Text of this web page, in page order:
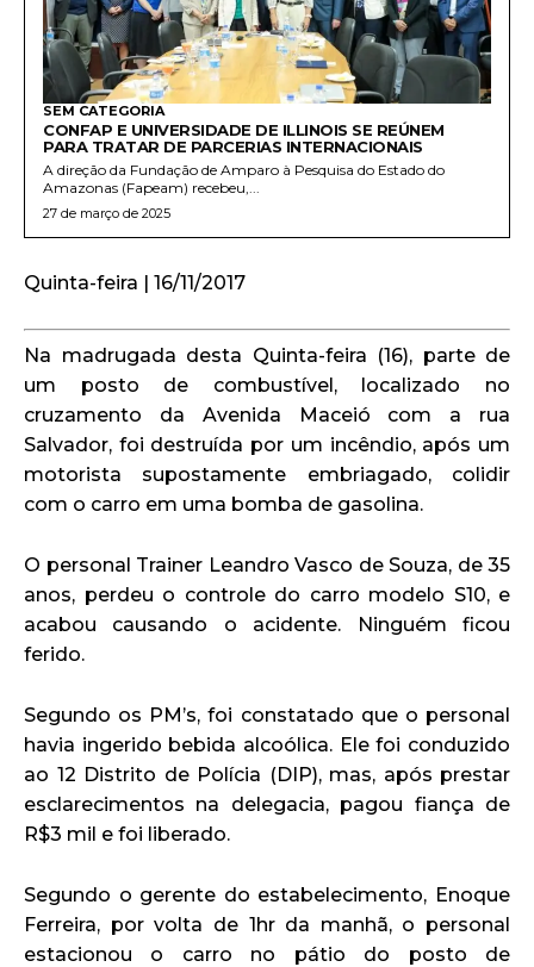
SEM CATEGORIA
CONFAP E UNIVERSIDADE DE ILLINOIS SE REÚNEM
PARA TRATAR DE PARCERIAS INTERNACIONAIS
A direção da Fundação de Amparo à Pesquisa do Estado do
Amazonas (Fapeam) recebeu,...
27 de março de 2025
Quinta-feira | 16/11/2017
Na madrugada desta Quinta-feira (16), parte de
um posto de combustível, localizado no
cruzamento da Avenida Maceió com a rua
Salvador, foi destruída por um incêndio, após um
motorista supostamente embriagado, colidir
com o carro em uma bomba de gasolina.
O personal Trainer Leandro Vasco de Souza, de 35
anos, perdeu o controle do carro modelo S10, e
acabou causando o acidente. Ninguém ficou
ferido.
Segundo os PM’s, foi constatado que o personal
havia ingerido bebida alcoólica. Ele foi conduzido
ao 12 Distrito de Polícia (DIP), mas, após prestar
esclarecimentos na delegacia, pagou fiança de
R$3 mil e foi liberado.
Segundo o gerente do estabelecimento, Enoque
Ferreira, por volta de 1hr da manhã, o personal
estacionou o carro no pátio do posto de